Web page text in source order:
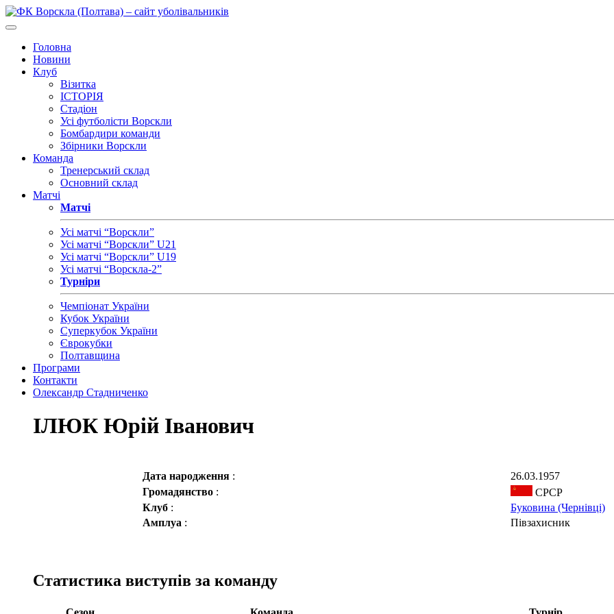
Головна
Новини
Клуб
Візитка
ІСТОРІЯ
Стадіон
Усі футболісти Ворскли
Бомбардири команди
Збірники Ворскли
Команда
Тренерський склад
Основний склад
Матчі
Матчі
Усі матчі “Ворскли”
Усі матчі “Ворскли” U21
Усі матчі “Ворскли” U19
Усі матчі “Ворскла-2”
Турніри
Чемпіонат України
Кубок України
Суперкубок України
Єврокубки
Полтавщина
Програми
Контакти
Олександр Стадниченко
ІЛЮК Юрій Іванович
Дата народження :
26.03.1957
Громадянство :
СРСР
Клуб :
Буковина (Чернівці)
Амплуа : Півзахисник
Статистика виступів за команду